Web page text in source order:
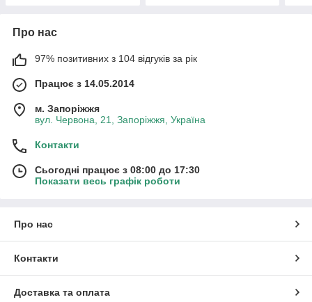
Про нас
97% позитивних з 104 відгуків за рік
Працює з 14.05.2014
м. Запоріжжя
вул. Червона, 21, Запоріжжя, Україна
Контакти
Сьогодні працює з 08:00 до 17:30
Показати весь графік роботи
Про нас
Контакти
Доставка та оплата